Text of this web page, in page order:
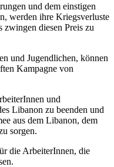
und dem einstigen
werden ihre Kriegsverluste
zwingen diesen Preis zu
und Jugendlichen, können
Kampagne von
und
Libanon zu beenden und
aus dem Libanon, dem
sorgen.
die ArbeiterInnen, die